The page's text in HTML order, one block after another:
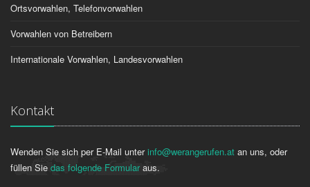
Ortsvorwahlen, Telefonvorwahlen
Vorwahlen von Betreibern
Internationale Vorwahlen, Landesvorwahlen
Kontakt
Wenden Sie sich per E-Mail unterinfo@werangerufen.at an uns, oder
füllen Sie das folgende Formularaus.